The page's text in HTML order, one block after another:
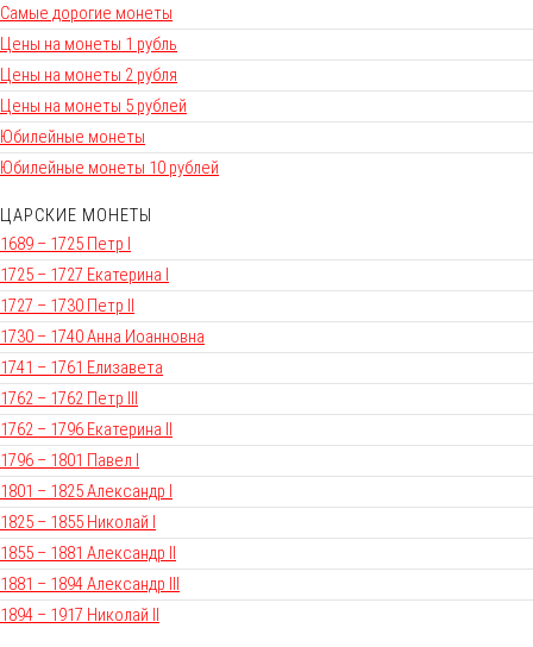
Самые дорогие монеты
Цены на монеты 1 рубль
Цены на монеты 2 рубля
Цены на монеты 5 рублей
Юбилейные монеты
Юбилейные монеты 10 рублей
ЦАРСКИЕ МОНЕТЫ
1689 – 1725 Петр I
1725 – 1727 Екатерина I
1727 – 1730 Петр II
1730 – 1740 Анна Иоанновна
1741 – 1761 Елизавета
1762 – 1762 Петр III
1762 – 1796 Екатерина II
1796 – 1801 Павел I
1801 – 1825 Александр I
1825 – 1855 Николай I
1855 – 1881 Александр II
1881 – 1894 Александр III
1894 – 1917 Николай II